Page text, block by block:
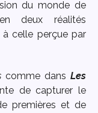
du monde de
deux réalités
celle perçue par
comme dans Les
de capturer le
premières et de